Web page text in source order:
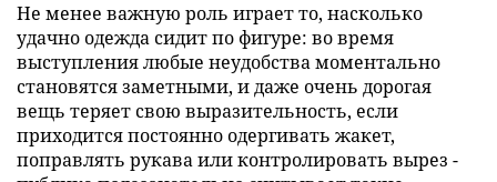
Не менее важную роль играет то, насколько
удачно одежда сидит по фигуре: во время
выступления любые неудобства моментально
становятся заметными, и даже очень дорогая
вещь теряет свою выразительность, если
приходится постоянно одергивать жакет,
поправлять рукава или контролировать вырез -